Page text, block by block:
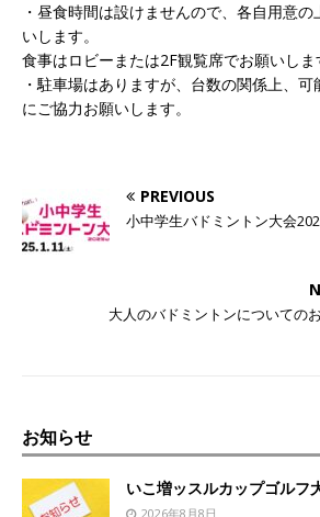
・昼食時間は設けませんので、各自用意
いします。
食事はロビーまたは2F観覧席でお願いしま
・駐車場はありますが、台数の関係上、
にご協力お願いします。
PREVIOUS
小中学生バドミントン大会
大人のバドミントンについての
お知らせ
いこ増ッスルカップゴルフ
2026年8月8日